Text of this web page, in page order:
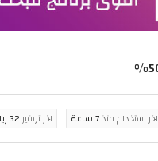
اخر استخدام منذ7 ساعة اخر توفير32 ريال سعودي